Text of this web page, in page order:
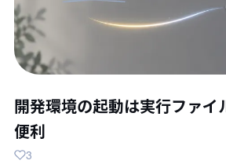
開発環境の起動は実行ファイ
便利
3